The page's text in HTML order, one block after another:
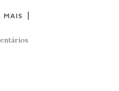
MAIS